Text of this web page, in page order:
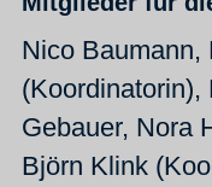
Nico Baumann,
(Koordinatorin),
Gebauer, Nora
Björn Klink